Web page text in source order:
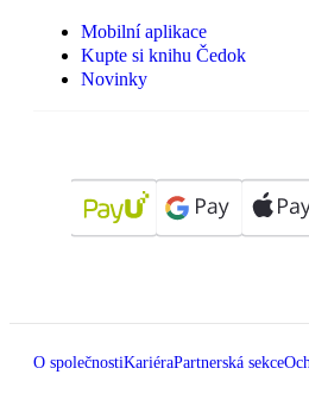
Mobilní aplikace
Kupte si knihu Čedok
Novinky
O společnostiKariéraPartnerská sekce